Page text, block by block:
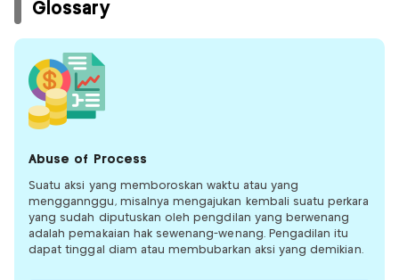
Glossary
Abuse of Process
Suatu aksi yang memboroskan waktu atau yang
menggannggu, misalnya mengajukan kembali suatu perkara
yang sudah diputuskan oleh pengdilan yang berwenang
adalah pemakaian hak sewenang-wenang. Pengadilan itu
dapat tinggal diam atau membubarkan aksi yang demikian.